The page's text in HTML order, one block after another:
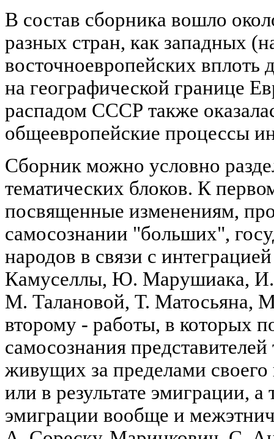
В состав сборника вошло
разных стран, как западных
восточноевропейских
на географической границе
распадом СССР также
общеевропейские процессы
Сборник можно условно
тематических блоков. К
посвященные изменениям,
самосознании "больших",
народов в связи с
Камуселлы, Ю. Марушиака, И.
М. Талановой, Т. Матосьяна,
второму - работы, в которых
самосознания
живущих за пределами своего
или в результате эмиграции,
эмиграции вообще и